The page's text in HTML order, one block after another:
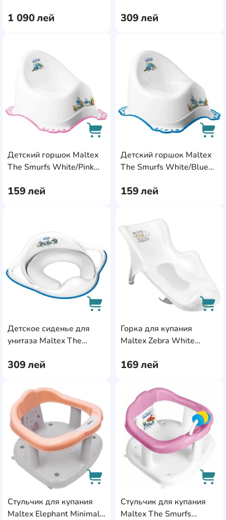
1 090лей
(MX.226733)
309лей
Детский горшок Maltex
The Smurfs White/Pink
159лей
AddCardToFavourite
AddCardToCart
Детский горшок Maltex
The Smurfs White/Blue
159лей
Детское сиденье для
унитаза Maltex The
(MX.226734)
309лей
AddCardToFavourite
AddCardToCart
Горка для купания
Maltex Zebra White
169лей
Стульчик для купания
Maltex Elephant Minimal
AddCardToFavourite
AddCardToCart
Стульчик для купания
Maltex The Smurfs